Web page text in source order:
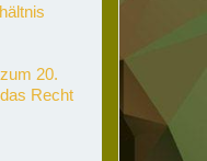
20.
Recht